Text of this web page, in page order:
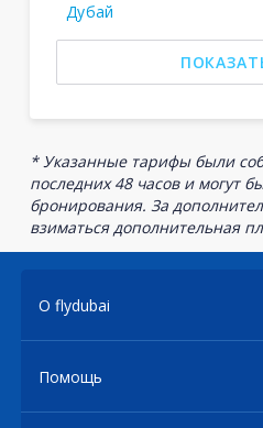
Дубай
* Указанные тарифы были
последних 48 часов и могут
бронирования. За
взиматься дополнительная
О flydubai
Помощь